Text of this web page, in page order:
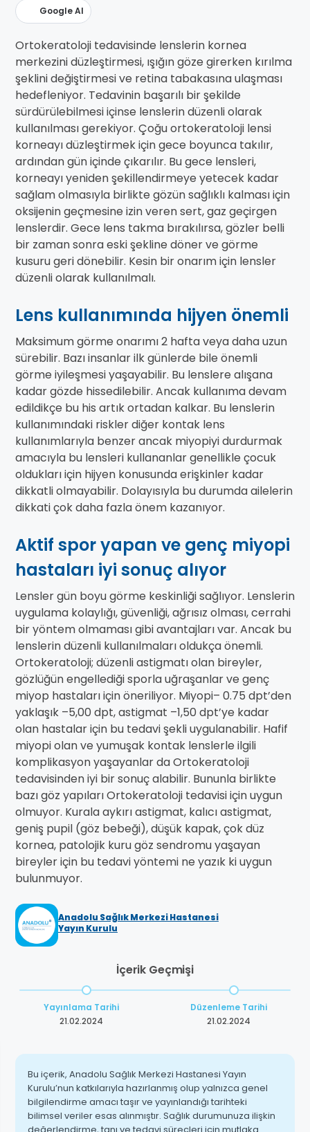
Google AI
Ortokeratoloji tedavisinde lenslerin kornea
merkezini düzleştirmesi, ışığın göze girerken kırılma
şeklini değiştirmesi ve retina tabakasına ulaşması
hedefleniyor. Tedavinin başarılı bir şekilde
sürdürülebilmesi içinse lenslerin düzenli olarak
kullanılması gerekiyor. Çoğu ortokeratoloji lensi
korneayı düzleştirmek için gece boyunca takılır,
ardından gün içinde çıkarılır. Bu gece lensleri,
korneayı yeniden şekillendirmeye yetecek kadar
sağlam olmasıyla birlikte gözün sağlıklı kalması için
oksijenin geçmesine izin veren sert, gaz geçirgen
lenslerdir. Gece lens takma bırakılırsa, gözler belli
bir zaman sonra eski şekline döner ve görme
kusuru geri dönebilir. Kesin bir onarım için lensler
düzenli olarak kullanılmalı.
Lens kullanımında hijyen önemli
Maksimum görme onarımı 2 hafta veya daha uzun
sürebilir. Bazı insanlar ilk günlerde bile önemli
görme iyileşmesi yaşayabilir. Bu lenslere alışana
kadar gözde hissedilebilir. Ancak kullanıma devam
edildikçe bu his artık ortadan kalkar. Bu lenslerin
kullanımındaki riskler diğer kontak lens
kullanımlarıyla benzer ancak miyopiyi durdurmak
amacıyla bu lensleri kullananlar genellikle çocuk
oldukları için hijyen konusunda erişkinler kadar
dikkatli olmayabilir. Dolayısıyla bu durumda ailelerin
dikkati çok daha fazla önem kazanıyor.
Aktif spor yapan ve genç miyopi
hastaları iyi sonuç alıyor
Lensler gün boyu görme keskinliği sağlıyor. Lenslerin
uygulama kolaylığı, güvenliği, ağrısız olması, cerrahi
bir yöntem olmaması gibi avantajları var. Ancak bu
lenslerin düzenli kullanılmaları oldukça önemli.
Ortokeratoloji; düzenli astigmatı olan bireyler,
gözlüğün engellediği sporla uğraşanlar ve genç
miyop hastaları için öneriliyor. Miyopi– 0.75 dpt’den
yaklaşık –5,00 dpt, astigmat –1,50 dpt’ye kadar
olan hastalar için bu tedavi şekli uygulanabilir. Hafif
miyopi olan ve yumuşak kontak lenslerle ilgili
komplikasyon yaşayanlar da Ortokeratoloji
tedavisinden iyi bir sonuç alabilir. Bununla birlikte
bazı göz yapıları Ortokeratoloji tedavisi için uygun
olmuyor. Kurala aykırı astigmat, kalıcı astigmat,
geniş pupil (göz bebeği), düşük kapak, çok düz
kornea, patolojik kuru göz sendromu yaşayan
bireyler için bu tedavi yöntemi ne yazık ki uygun
bulunmuyor.
Anadolu Sağlık Merkezi Hastanesi
Yayın Kurulu
İçerik Geçmişi
Yayınlama Tarihi
21.02.2024
Düzenleme Tarihi
21.02.2024
Bu içerik, Anadolu Sağlık Merkezi Hastanesi Yayın
Kurulu’nun katkılarıyla hazırlanmış olup yalnızca genel
bilgilendirme amacı taşır ve yayınlandığı tarihteki
bilimsel veriler esas alınmıştır. Sağlık durumunuza ilişkin